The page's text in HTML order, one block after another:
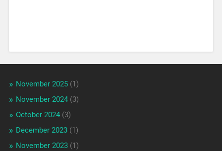
November 2025(1)
November 2024(3)
October 2024(3)
December 2023(1)
November 2023(1)